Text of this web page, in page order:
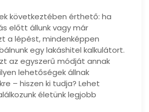
következtében érthető: ha
előtt állunk vagy már
a lépést, mindenképpen
egy lakáshitel kalkulátort.
az egyszerű módját annak
lehetőségek állnak
– hiszen ki tudja? Lehet
életünk legjobb